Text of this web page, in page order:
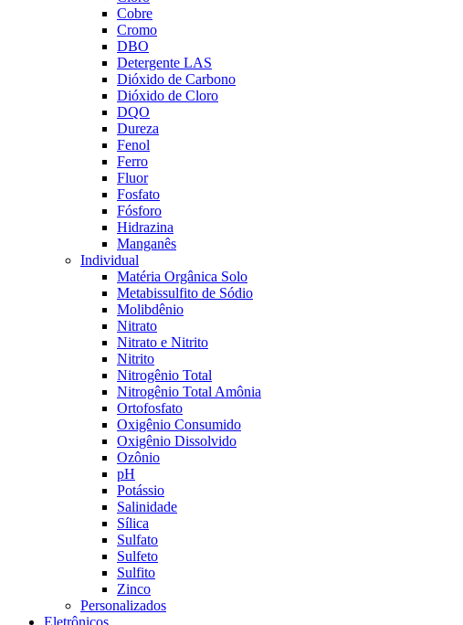
Cobre
Cromo
DBO
Detergente LAS
Dióxido de Carbono
Dióxido de Cloro
DQO
Dureza
Fenol
Ferro
Fluor
Fosfato
Fósforo
Hidrazina
Manganês
Individual
Matéria Orgânica Solo
Metabissulfito de Sódio
Molibdênio
Nitrato
Nitrato e Nitrito
Nitrito
Nitrogênio Total
Nitrogênio Total Amônia
Ortofosfato
Oxigênio Consumido
Oxigênio Dissolvido
Ozônio
pH
Potássio
Salinidade
Sílica
Sulfato
Sulfeto
Sulfito
Zinco
Personalizados
Eletrônicos